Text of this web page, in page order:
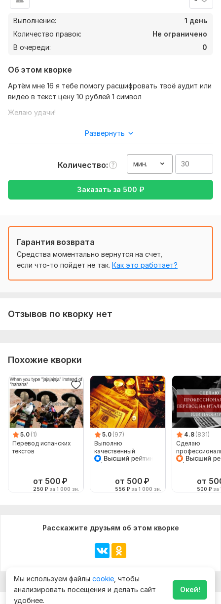
Выполнение:
1 день
Количество правок:
Не ограничено
В очереди:
0
Об этом кворке
Артëм мне 16 я тебе помогу расшифровать твоё аудит или
видео в текст цену 10 рублей 1 символ
Желаю удачи!
всё необходимые детали ( убирать ли слова паразиты и
Тематика: Интернет и технологии,Работа, карьера,
Хобби и увлечения
Объем услуги в кворке:
Развернуть
Количество мин.
Заказать за 500 ₽
Гарантия возврата
Средства моментально вернутся на счет,
если что-то пойдет не так. Как это работает?
Отзывов по кворку нет
Похожие кворки
5.0 (1)
Перевод испанских
текстов
от 500 ₽
250 ₽ за 1 000 зн.
5.0 (97)
Выполню
качественный
перевод текста на
от 500 ₽
556 ₽ за 1 000 зн.
4.8 (831)
Сделаю
перевод на
от
500 ₽ за
Расскажите друзьям об этом кворке
Мы используем файлы cookie , чтобы
анализировать посещения и делать сайт
удобнее.
Окей!